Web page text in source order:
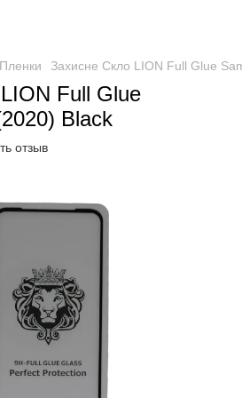
Захисне Скло LION Full Glue
Full Glue
Black
отзыв